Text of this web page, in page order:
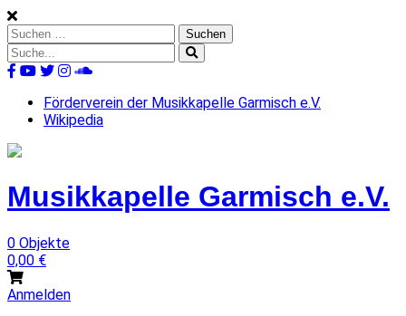
Skip
to
content
Suchen
nach:
Suche
nach:
Förderverein der Musikkapelle Garmisch e.V.
Wikipedia
Musikkapelle Garmisch e.V.
0 Objekte
0,00 €
Anmelden